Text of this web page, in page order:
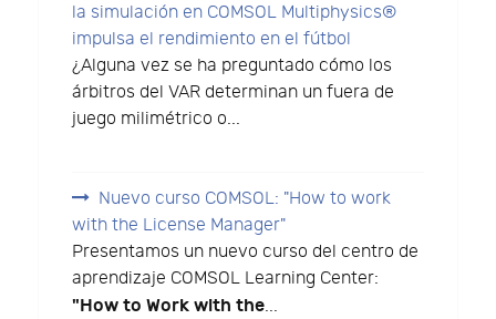
la simulación en COMSOL Multiphysics®
impulsa el rendimiento en el fútbol
¿Alguna vez se ha preguntado cómo los
árbitros del VAR determinan un fuera de
juego milimétrico o...
Nuevo curso COMSOL: "How to work
with the License Manager"
Presentamos un nuevo curso del centro de
aprendizaje COMSOL Learning Center:
"How to Work with the...